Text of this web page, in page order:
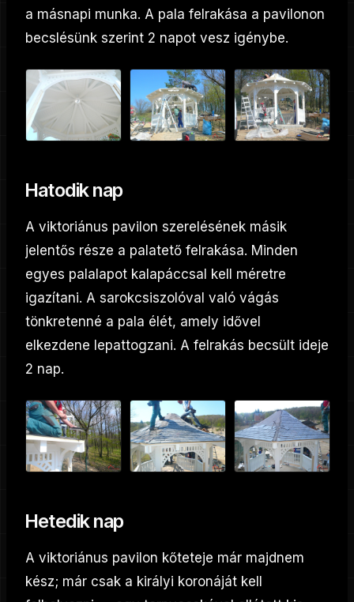
a másnapi munka. A pala felrakása a pavilonon
becslésünk szerint 2 napot vesz igénybe.
Hatodik nap
A viktoriánus pavilon szerelésének másik
jelentős része a palatető felrakása. Minden
egyes palalapot kalapáccsal kell méretre
igazítani. A sarokcsiszolóval való vágás
tönkretenné a pala élét, amely idővel
elkezdene lepattogzani. A felrakás becsült ideje
2 nap.
Hetedik nap
A viktoriánus pavilon kőteteje már majdnem
kész; már csak a királyi koronáját kell